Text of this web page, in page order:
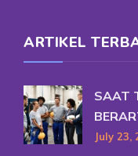
ARTIKEL
SAAT
July 23,